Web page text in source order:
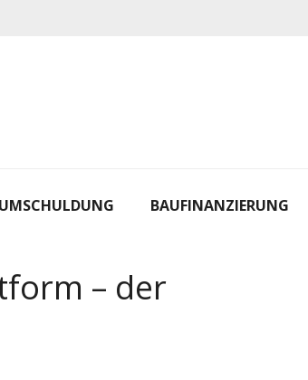
UMSCHULDUNG BAUFINANZIERUNG
– der